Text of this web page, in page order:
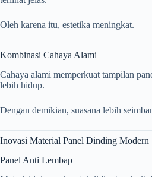
Oleh karena itu, estetika meningkat.
Kombinasi Cahaya Alami
Cahaya alami memperkuat tampilan
lebih hidup.
Dengan demikian, suasana lebih
Inovasi Material Panel Dinding Modern
Panel Anti Lembap